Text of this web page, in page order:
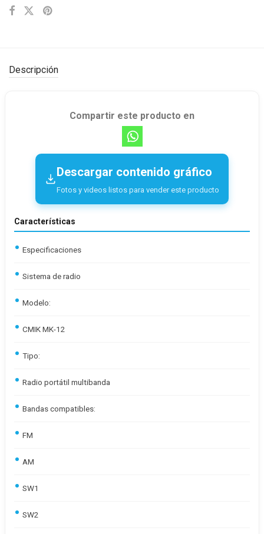
Descripción
Compartir este producto en
Descargar contenido gráfico
Fotos y videos listos para vender este producto
Características
Especificaciones
Sistema de radio
Modelo:
CMIK MK-12
Tipo:
Radio portátil multibanda
Bandas compatibles:
FM
AM
SW1
SW2